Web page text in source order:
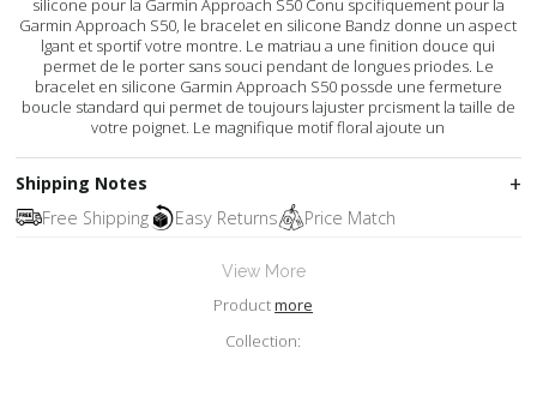
Garmin Approach S50, le bracelet en silicone Bandz donne un aspect
lgant et sportif votre montre. Le matriau a une finition douce qui
permet de le porter sans souci pendant de longues priodes. Le
bracelet en silicone Garmin Approach S50 possde une fermeture
boucle standard qui permet de toujours lajuster prcisment la taille de
votre poignet. Le magnifique motif floral ajoute un
Shipping Notes
Free Shipping
Easy Returns Price Match
View More
Productmore
Collection: